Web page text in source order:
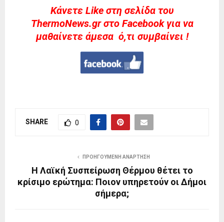
Kάνετε Like στη σελίδα του
ThermoNews.gr στο Facebook για να
μαθαίνετε άμεσα ό,τι συμβαίνει !
SHARE 0
ΠΡΟΗΓΟΎΜΕΝΗ ΑΝΆΡΤΗΣΗ
Η Λαϊκή Συσπείρωση Θέρμου θέτει το
κρίσιμο ερώτημα: Ποιον υπηρετούν οι Δήμοι
σήμερα;